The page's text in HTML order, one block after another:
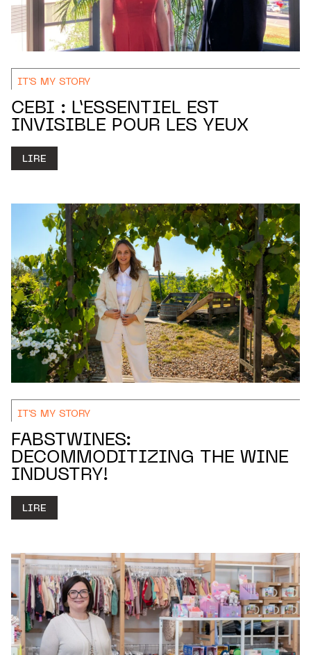
IT'S MY STORY
CEBI : L’ESSENTIEL EST
INVISIBLE POUR LES YEUX
LIRE
IT'S MY STORY
FABSTWINES:
DECOMMODITIZING THE WINE
INDUSTRY!
LIRE